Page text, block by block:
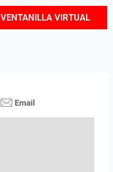
VENTANILLA VIRTUAL